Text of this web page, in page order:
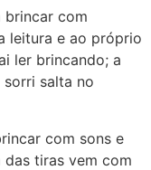
brincar com
leitura e ao próprio
ler brincando; a
salta no
com sons e
das tiras vem com